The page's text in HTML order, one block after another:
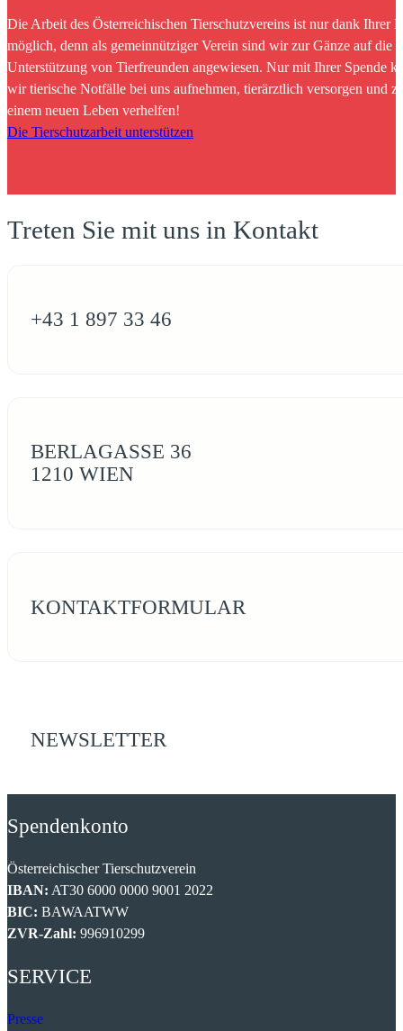
Die Arbeit des Österreichischen Tierschutzvereins ist nur dank Ihrer
möglich, denn als gemeinnütziger Verein sind wir zur Gänze auf die
Unterstützung von Tierfreunden angewiesen. Nur mit Ihrer Spende
wir tierische Notfälle bei uns aufnehmen, tierärztlich versorgen und
einem neuen Leben verhelfen!
Die Tierschutzarbeit unterstützen
Treten Sie mit uns in Kontakt
+43 1 897 33 46
BERLAGASSE 36
1210 WIEN
KONTAKTFORMULAR
NEWSLETTER
Spendenkonto
Österreichischer Tierschutzverein
IBAN: AT30 6000 0000 9001 2022
BIC: BAWAATWW
ZVR-Zahl: 996910299
SERVICE
Presse